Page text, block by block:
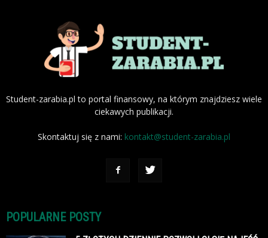
Student-zarabia.pl to portal finansowy, na którym znajdziesz wiele
ciekawych publikacji.
Skontaktuj się z nami: kontakt@student-zarabia.pl
POPULARNE POSTY